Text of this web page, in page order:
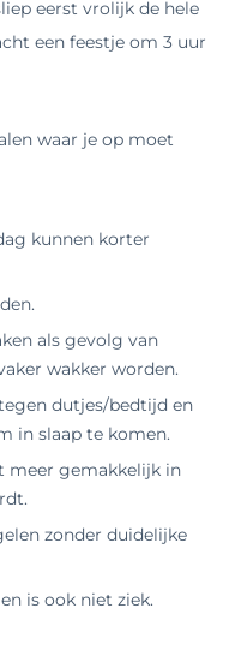
eerst vrolijk de hele
een feestje om 3 uur
waar je op moet
kunnen korter
als gevolg van
wakker worden.
dutjes/bedtijd en
in slaap te komen.
meer gemakkelijk in
zonder duidelijke
is ook niet ziek.